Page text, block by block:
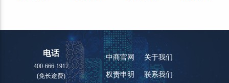
电话
400-666-1917
(免长途费)
中商官网 关于我们
权责申明 联系我们